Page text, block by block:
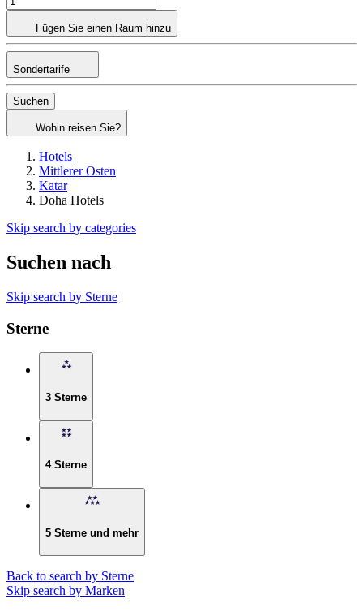
Fügen Sie einen Raum hinzu
Sondertarife
Suchen
Wohin reisen Sie?
Hotels
Mittlerer Osten
Katar
Doha Hotels
Skip search by categories
Suchen nach
Skip search by Sterne
Sterne
3 Sterne
4 Sterne
5 Sterne und mehr
Back to search by Sterne
Skip search by Marken